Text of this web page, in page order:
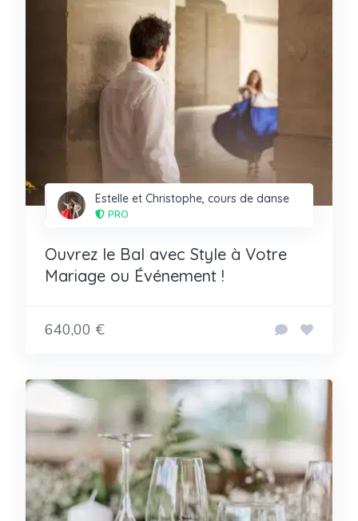
Estelle et Christophe, cours de danse
PRO
Ouvrez le Bal avec Style à Votre
Mariage ou Événement !
640,00 €